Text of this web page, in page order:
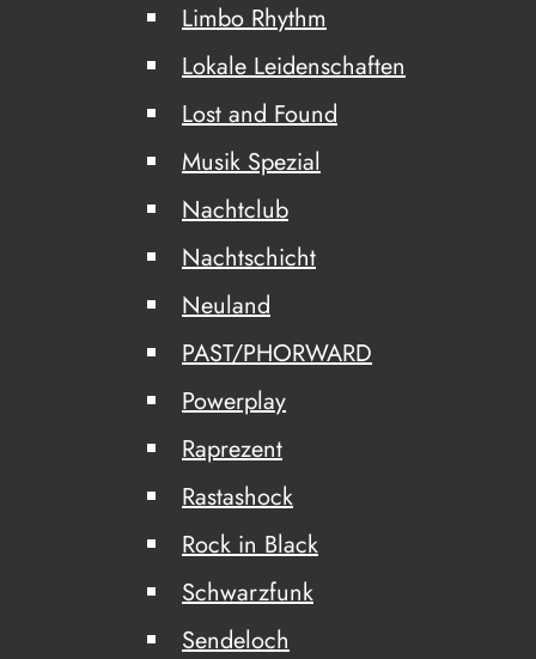
Limbo Rhythm
Lokale Leidenschaften
Lost and Found
Musik Spezial
Nachtclub
Nachtschicht
Neuland
PAST/PHORWARD
Powerplay
Raprezent
Rastashock
Rock in Black
Schwarzfunk
Sendeloch